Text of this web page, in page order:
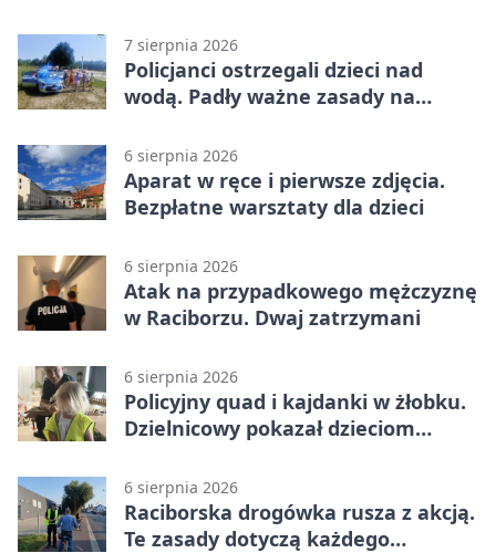
7 sierpnia 2026
Policjanci ostrzegali dzieci nad
wodą. Padły ważne zasady na
6 sierpnia 2026
Aparat w ręce i pierwsze zdjęcia.
Bezpłatne warsztaty dla dzieci
6 sierpnia 2026
Atak na przypadkowego mężczyznę
w Raciborzu. Dwaj zatrzymani
6 sierpnia 2026
Policyjny quad i kajdanki w żłobku.
Dzielnicowy pokazał dzieciom
6 sierpnia 2026
Raciborska drogówka rusza z akcją.
Te zasady dotyczą każdego